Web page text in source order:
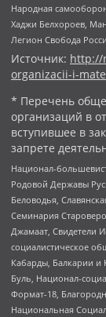
Народная
Хаджи Белхороев,
Легион Свобода
Источник: http://
organizacii-i-
* Перечень
организаций в
вступившее в
запрете
Национал-
Родовой Державы
Беловодья,
Семинария
Джамаат, Свидетели
социалистическое
Кабарды, Балкарии и
Буль, Национал-
Формат-18,
Национальная